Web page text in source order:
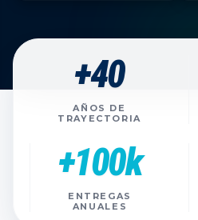
+40
AÑOS DE
TRAYECTORIA
+100k
ENTREGAS
ANUALES